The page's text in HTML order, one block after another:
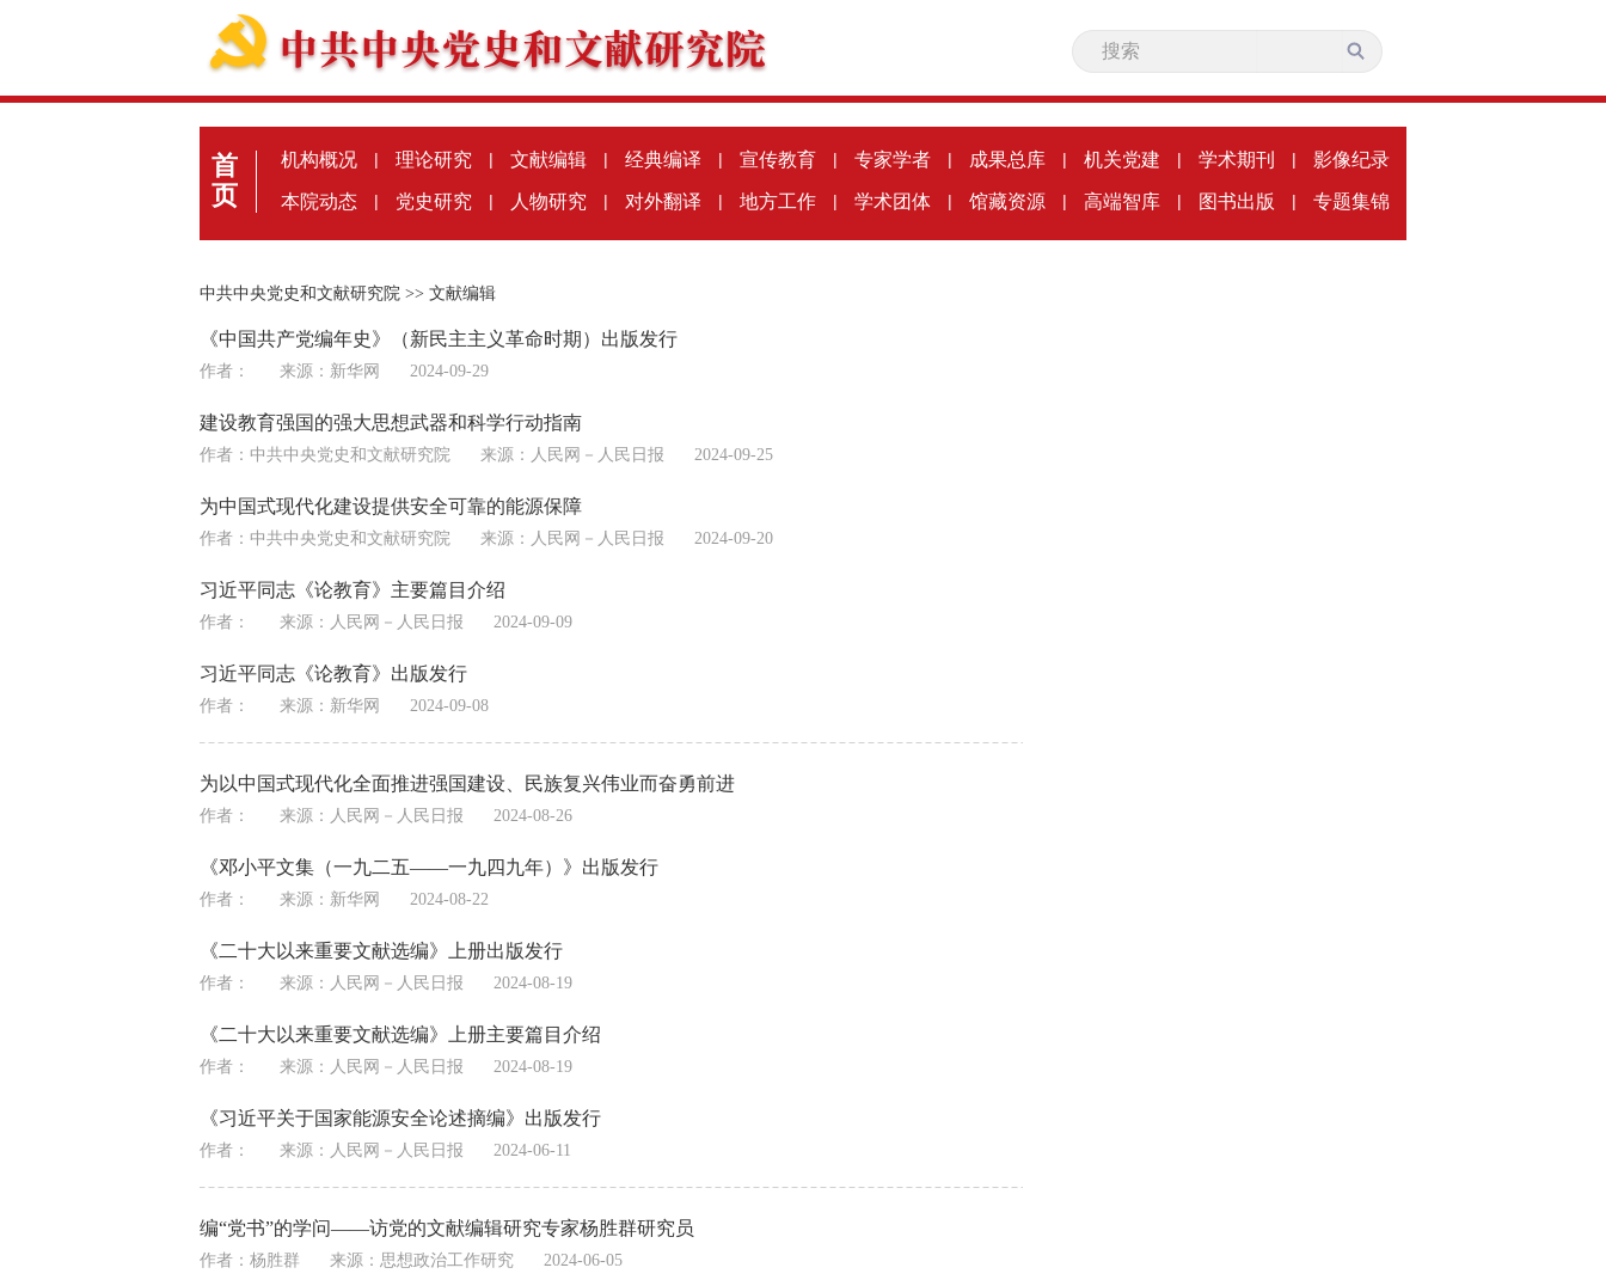
首
页
机构概况 | 理论研究 | 文献编辑 | 经典编译 | 宣传教育 | 专家学者 | 成果总库 | 机关党建 | 学术期刊 | 影像纪录
本院动态 | 党史研究 | 人物研究 | 对外翻译 | 地方工作 | 学术团体 | 馆藏资源 | 高端智库 | 图书出版 | 专题集锦
中共中央党史和文献研究院 >> 文献编辑
《中国共产党编年史》（新民主主义革命时期）出版发行
作者： 来源： 新华网 2024-09-29
建设教育强国的强大思想武器和科学行动指南
作者：中共中央党史和文献研究院 来源： 人民网－人民日报 2024-09-25
为中国式现代化建设提供安全可靠的能源保障
作者：中共中央党史和文献研究院 来源： 人民网－人民日报 2024-09-20
习近平同志《论教育》主要篇目介绍
作者： 来源： 人民网－人民日报 2024-09-09
习近平同志《论教育》出版发行
作者： 来源： 新华网 2024-09-08
为以中国式现代化全面推进强国建设、民族复兴伟业而奋勇前进
作者： 来源： 人民网－人民日报 2024-08-26
《邓小平文集（一九二五——一九四九年）》出版发行
作者： 来源： 新华网 2024-08-22
《二十大以来重要文献选编》上册出版发行
作者： 来源： 人民网－人民日报 2024-08-19
《二十大以来重要文献选编》上册主要篇目介绍
作者： 来源： 人民网－人民日报 2024-08-19
《习近平关于国家能源安全论述摘编》出版发行
作者： 来源： 人民网－人民日报 2024-06-11
编“党书”的学问——访党的文献编辑研究专家杨胜群研究员
作者：杨胜群 来源： 思想政治工作研究 2024-06-05